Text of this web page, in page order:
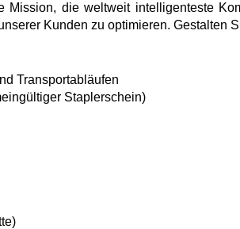
Mission, die weltweit intelligenteste
Kunden zu optimieren. Gestalten
Transportabläufen
Staplerschein)